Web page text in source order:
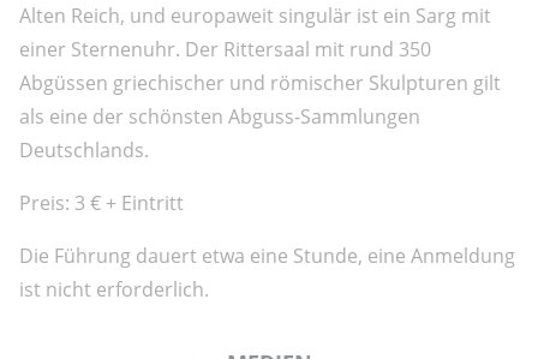
Alten Reich, und europaweit singulär ist ein Sarg mit
einer Sternenuhr. Der Rittersaal mit rund 350
Abgüssen griechischer und römischer Skulpturen gilt
als eine der schönsten Abguss-Sammlungen
Deutschlands.
Preis: 3 € + Eintritt
Die Führung dauert etwa eine Stunde, eine Anmeldung
ist nicht erforderlich.